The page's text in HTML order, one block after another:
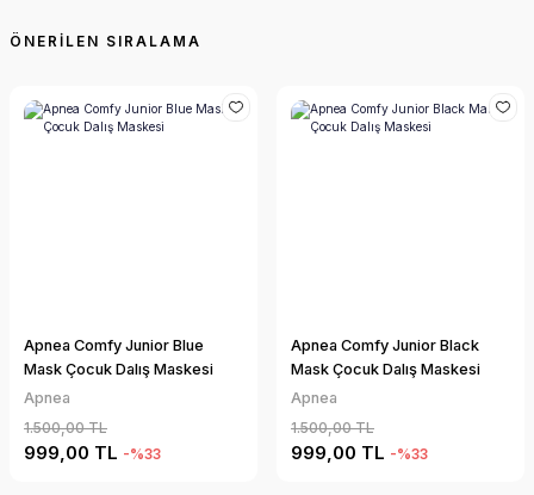
Apnea Comfy Junior Blue
Mask Çocuk Dalış Maskesi
Apnea
1.500,00 TL
999,00 TL -%33
Apnea Comfy Junior Black
Mask Çocuk Dalış Maskesi
Apnea
1.500,00 TL
999,00 TL -%33